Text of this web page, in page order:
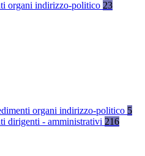
organi indirizzo-politico 23
organi indirizzo-politico 5
dirigenti - amministrativi 216